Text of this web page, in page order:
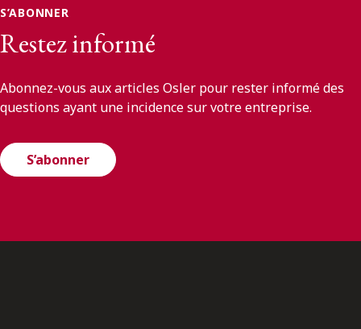
S’ABONNER
Restez informé
Abonnez-vous aux articles Osler pour rester informé des
questions ayant une incidence sur votre entreprise.
S’abonner